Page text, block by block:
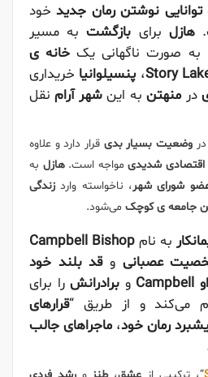
توانایی نوشتن رمان جدیدخود
هازل برای بازگشتبه مسیر
به صورت ناگهانی یک خانه ی
Story،پنسیلوانیا خریداری
درمنهتنبه اینشهر آرامنقل
وضعیت بسیار بدی قرار دارد و علاوه
شدیدیمواجه است.هازل به
شورای شهر، ناخواسته وارد زندگی
جامعه ی کوچک می‌شود.
به نام Campbell Bishop
عصبانی وقد بلند خود
او Campbell و برادرانش را برای
می‌کند و از طریق “قرارهای
رمان خود،ماجراهای جالب